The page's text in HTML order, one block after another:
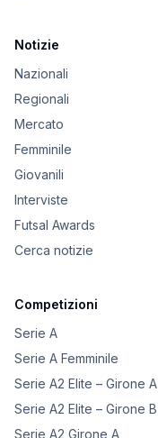
Notizie
Nazionali
Regionali
Mercato
Femminile
Giovanili
Interviste
Futsal Awards
Cerca notizie
Competizioni
Serie A
Serie A Femminile
Serie A2 Elite – Girone A
Serie A2 Elite – Girone B
Serie A2 Girone A